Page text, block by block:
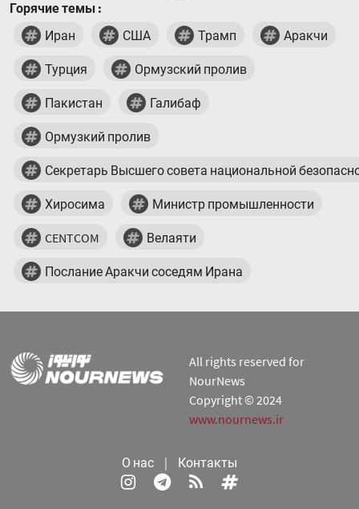
Горячие темы :
Иран
США Трамп Аракчи
Турция Ормузский пролив
Пакистан Галибаф
Ормузкий пролив
Секретарь Высшего совета национальной
Хиросима Министр промышленности
CENTCOM Велаяти
Послание Аракчи соседям Ирана
All rights reserved for
NourNews
Copyright © 2024
www.nournews.ir
О нас | Контакты